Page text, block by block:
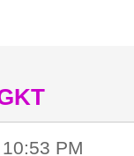
PM